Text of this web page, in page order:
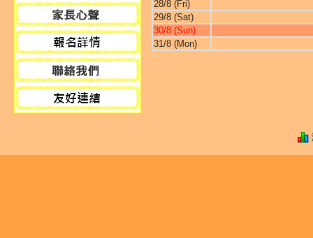
28/8 (Fri)
29/8 (Sat)
30/8 (Sun)
31/8 (Mon)